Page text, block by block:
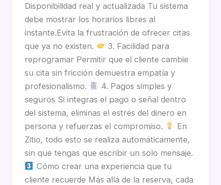
Disponibilidad real y actualizada Tu sistema
debe mostrar los horarios libres al
instante.Evita la frustración de ofrecer citas
que ya no existen.
3. Facilidad para
reprogramar Permitir que el cliente cambie
su cita sin fricción demuestra empatía y
profesionalismo.
4. Pagos simples y
seguros Si integras el pago o señal dentro
del sistema, eliminas el estrés del dinero en
persona y refuerzas el compromiso.
En
Zitio, todo esto se realiza automáticamente,
sin que tengas que escribir un solo mensaje.
Cómo crear una experiencia que tu
cliente recuerde Más allá de la reserva, cada